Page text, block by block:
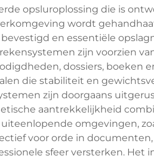
opsluroplossing die is
wordt
en essentiële
zijn voorzien
dossiers, boeken
die stabiliteit en
zijn doorgaans
aantrekkelijkheid
omgevingen,
voor orde in
sfeer versterken. Het